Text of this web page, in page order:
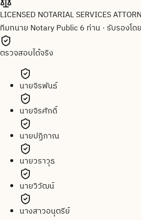
LICENSED NOTARIAL SERVICES
ทีมทนาย Notary Public 6 ท่าน· รับรองโ
ตรวจสอบได้จริง
นายจิรพันธ์
นายจิรศักดิ์
นายปฏิภาณ
นายวราวุธ
นายวิวัฒน์
นางสาวอนุตรีย์